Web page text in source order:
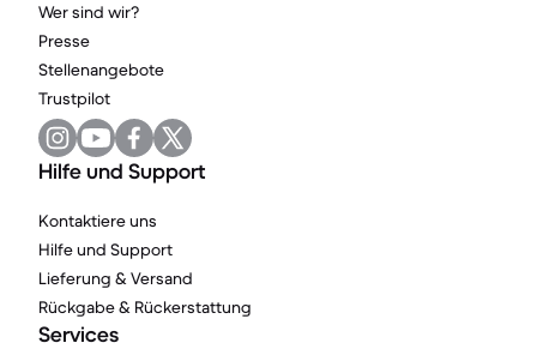
Wer sind wir?
Presse
Stellenangebote
Trustpilot
Hilfe und Support
Kontaktiere uns
Hilfe und Support
Lieferung & Versand
Rückgabe & Rückerstattung
Services